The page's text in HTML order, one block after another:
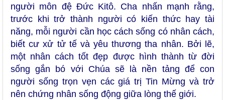
người môn đệ Đức Kitô. Cha nhấn mạnh rằng,
trước khi trở thành người có kiến thức hay tài
năng, mỗi người cần học cách sống có nhân cách,
biết cư xử tử tế và yêu thương tha nhân. Bởi lẽ,
một nhân cách tốt đẹp được hình thành từ đời
sống gắn bó với Chúa sẽ là nền tảng để con
người sống trọn vẹn các giá trị Tin Mừng và trở
nên chứng nhân sống động giữa lòng thế giới.